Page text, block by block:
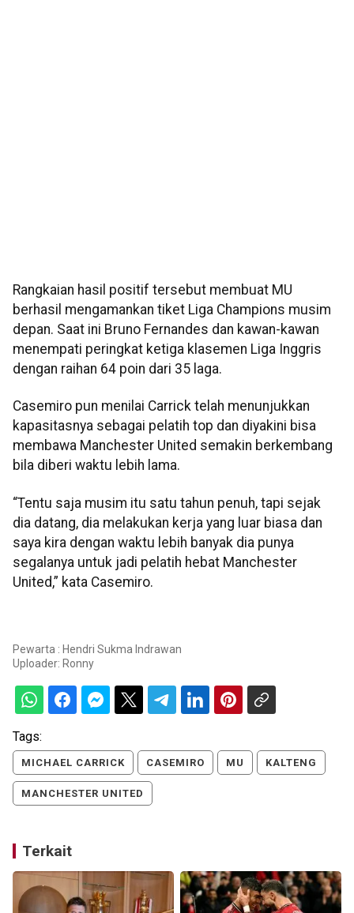
Rangkaian hasil positif tersebut membuat MU
berhasil mengamankan tiket Liga Champions musim
depan. Saat ini Bruno Fernandes dan kawan-kawan
menempati peringkat ketiga klasemen Liga Inggris
dengan raihan 64 poin dari 35 laga.
Casemiro pun menilai Carrick telah menunjukkan
kapasitasnya sebagai pelatih top dan diyakini bisa
membawa Manchester United semakin berkembang
bila diberi waktu lebih lama.
“Tentu saja musim itu satu tahun penuh, tapi sejak
dia datang, dia melakukan kerja yang luar biasa dan
saya kira dengan waktu lebih banyak dia punya
segalanya untuk jadi pelatih hebat Manchester
United,” kata Casemiro.
Pewarta : Hendri Sukma Indrawan
Uploader: Ronny
Tags:
MICHAEL CARRICK CASEMIRO MU KALTENG
MANCHESTER UNITED
Terkait